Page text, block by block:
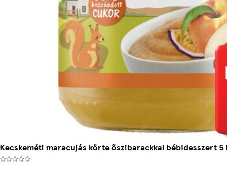
Kecskeméti maracujás körte őszibarackkal bébidesszert 5